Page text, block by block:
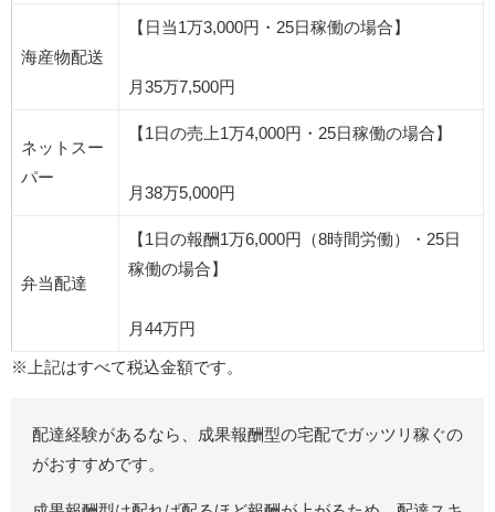
海産物配送
【日当1万3,000円・25日稼働の場合】
月35万7,500円
ネットスー
パー
【1日の売上1万4,000円・25日稼働の場合】
月38万5,000円
弁当配達
【1日の報酬1万6,000円（8時間労働）・25日
稼働の場合】
月44万円
※上記はすべて税込金額です。
配達経験があるなら、成果報酬型の宅配でガッツリ稼ぐの
がおすすめです。